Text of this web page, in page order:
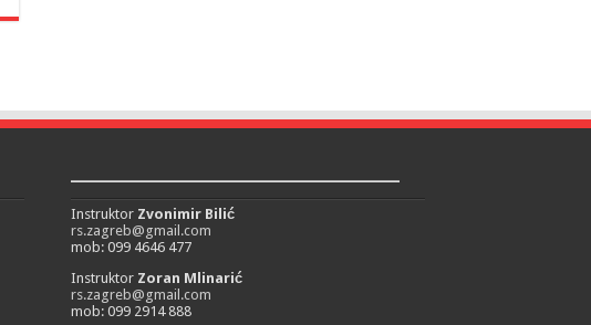
___________________________
Instruktor Zvonimir Bilić
rs.zagreb@gmail.com
mob: 099 4646 477
Instruktor Zoran Mlinarić
rs.zagreb@gmail.com
mob: 099 2914 888